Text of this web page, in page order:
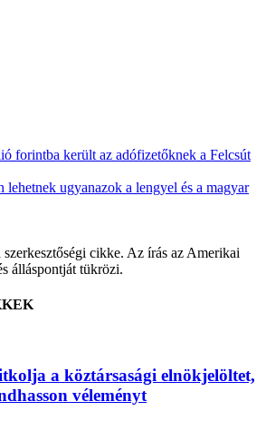
forintba került az adófizetőknek a Felcsút
lehetnek ugyanazok a lengyel és a magyar
cikke. Az írás az Amerikai
álláspontját tükrözi.
a köztársasági elnökjelöltet,
véleményt